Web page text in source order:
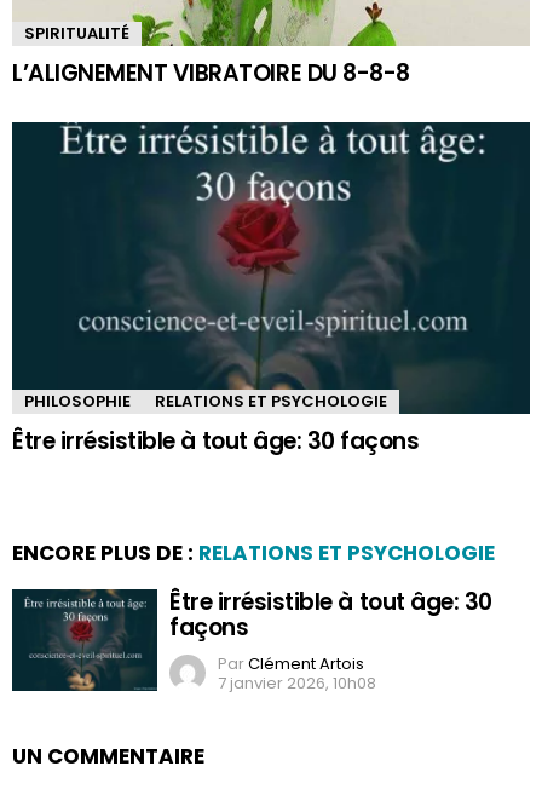
SPIRITUALITÉ
L’ALIGNEMENT VIBRATOIRE DU 8-8-8
PHILOSOPHIE RELATIONS ET PSYCHOLOGIE
Être irrésistible à tout âge: 30 façons
ENCORE PLUS DE : RELATIONS ET PSYCHOLOGIE
Être irrésistible à tout âge: 30
façons
ParClément Artois
7 janvier 2026, 10h08
UN COMMENTAIRE